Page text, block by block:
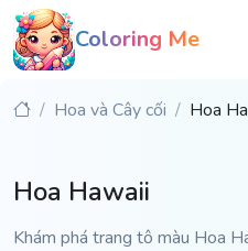
Coloring Me
Hoa và Cây cối Hoa
Hoa Hawaii
Khám phá trang tô màu Hoa